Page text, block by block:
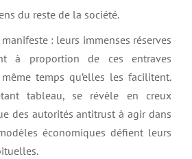
du reste de la société.
: leurs immenses réserves
à proportion de ces entraves
temps qu’elles les facilitent.
tableau, se révèle en creux
des autorités antitrust à agir dans
économiques défient leurs